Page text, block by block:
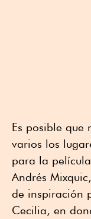
Es posible que
varios los
para la
Andrés
de inspiración
Cecilia, en